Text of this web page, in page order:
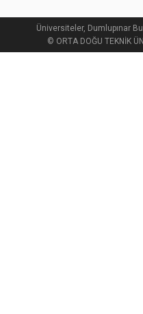
Üniversiteler, Dumlupınar
© ORTA DOĞU TEKNİK